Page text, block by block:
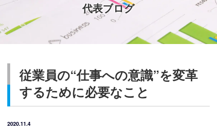
代表ブログ
従業員の“仕事への意識”を変革
するために必要なこと
2020.11.4